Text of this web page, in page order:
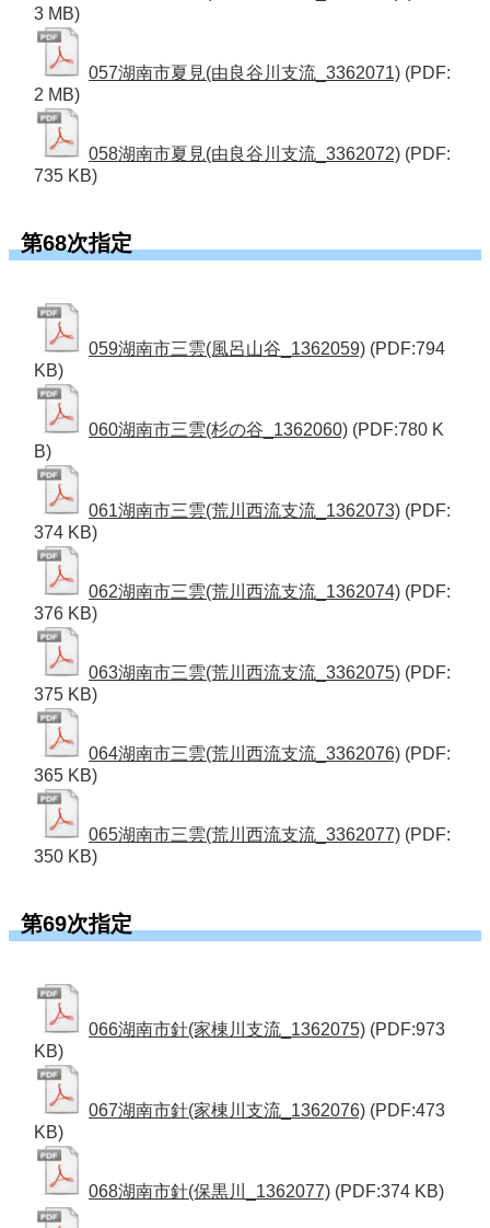
3 MB)
057湖南市夏見(由良谷川支流_3362071) (PDF:
2 MB)
058湖南市夏見(由良谷川支流_3362072) (PDF:
735 KB)
第68次指定
059湖南市三雲(風呂山谷_1362059) (PDF:794
KB)
060湖南市三雲(杉の谷_1362060) (PDF:780 K
B)
061湖南市三雲(荒川西流支流_1362073) (PDF:
374 KB)
062湖南市三雲(荒川西流支流_1362074) (PDF:
376 KB)
063湖南市三雲(荒川西流支流_3362075) (PDF:
375 KB)
064湖南市三雲(荒川西流支流_3362076) (PDF:
365 KB)
065湖南市三雲(荒川西流支流_3362077) (PDF:
350 KB)
第69次指定
066湖南市針(家棟川支流_1362075) (PDF:973
KB)
067湖南市針(家棟川支流_1362076) (PDF:473
KB)
068湖南市針(保黒川_1362077) (PDF:374 KB)